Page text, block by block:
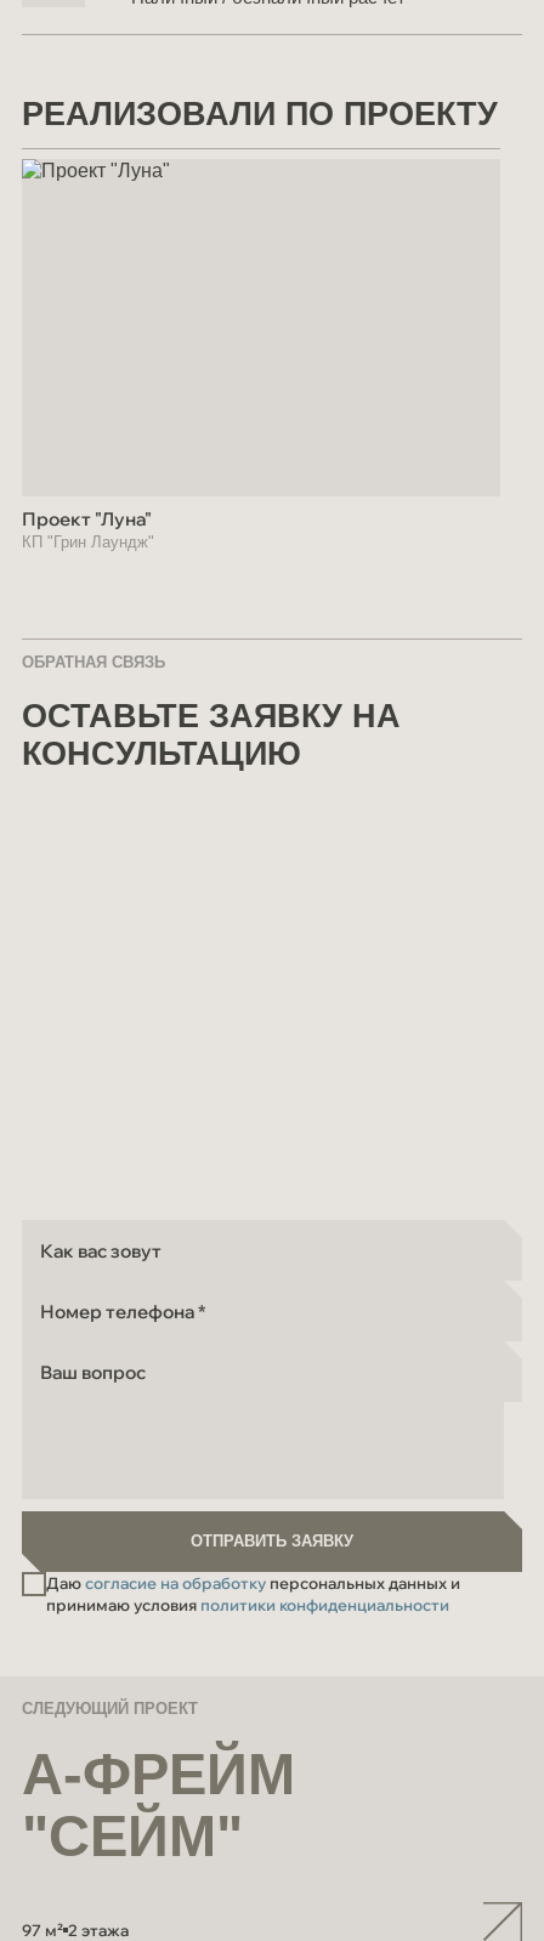
РЕАЛИЗОВАЛИ ПО ПРОЕКТУ
Проект "Луна"
КП "Грин Лаундж"
ОБРАТНАЯ СВЯЗЬ
ОСТАВЬТЕ ЗАЯВКУ НА
КОНСУЛЬТАЦИЮ
Как вас зовут
Номер телефона
Ваш вопрос
ОТПРАВИТЬ ЗАЯВКУ
ОТПРАВИТЬ ЗАЯВКУ
Даюсогласие на обработку персональных данных и
принимаю условия политики конфиденциальности
СЛЕДУЮЩИЙ ПРОЕКТ
А-ФРЕЙМ
"СЕЙМ"
97 м² 2 этажа